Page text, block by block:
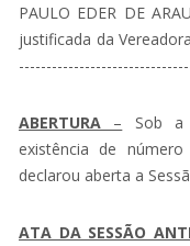
PAULO EDER DE
justificada da
ABERTURA – Sob a
existência de
declarou aberta a
ATA DA SESSÃO